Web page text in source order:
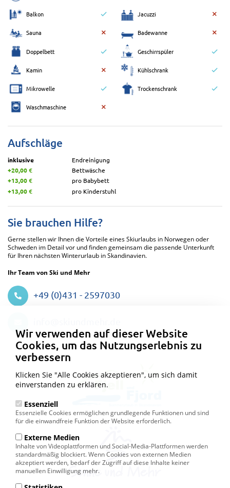
Balkon Jacuzzi
Sauna Badewanne
Doppelbett Geschirrspüler
Kamin Kühlschrank
Mikrowelle Trockenschrank
Waschmaschine
Aufschläge
inklusive
Endreinigung
+20,00 €
Bettwäsche
+13,00 €
pro Babybett
+13,00 €
pro Kinderstuhl
Sie brauchen Hilfe?
Gerne stellen wir Ihnen die Vorteile eines Skiurlaubs in Norwegen oder
Schweden im Detail vor und finden gemeinsam die passende Unterkunft
für Ihren nächsten Winterurlaub in Skandinavien.
Ihr Team von Ski und Mehr
+49 (0)431 - 2597030
Wir verwenden auf dieser Website
Cookies, um das Nutzungserlebnis zu
verbessern
Klicken Sie "Alle Cookies akzeptieren", um sich damit
einverstanden zu erklären.
Essenziell
Essenzielle Cookies ermöglichen grundlegende Funktionen und sind
für die einwandfreie Funktion der Website erforderlich.
Externe Medien
Inhalte von Videoplattformen und Social-Media-Plattformen werden
standardmäßig blockiert. Wenn Cookies von externen Medien
akzeptiert werden, bedarf der Zugriff auf diese Inhalte keiner
manuellen Einwilligung mehr.